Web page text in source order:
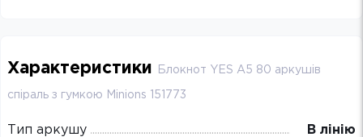
Характеристики Блокнот YES А5 80 аркушів
cпіраль з гумкою Minions 151773
Тип аркушу В лінію